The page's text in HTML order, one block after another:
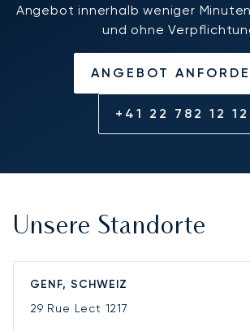
Angebot innerhalb weniger
und ohne
ANGEBOT
+41 22 782 12 12
Unsere Standorte
GENF, SCHWEIZ
29 Rue Lect 1217